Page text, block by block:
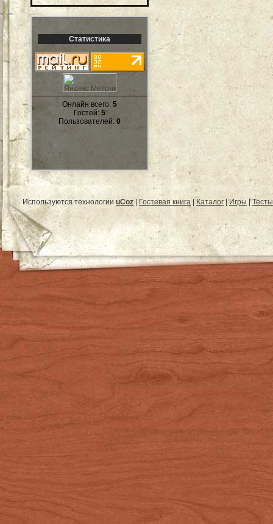
Статистика
Онлайн всего: 5
Гостей: 5
Пользователей: 0
Используются технологии uCoz | Гостевая книга| Каталог | Игры |Тесты